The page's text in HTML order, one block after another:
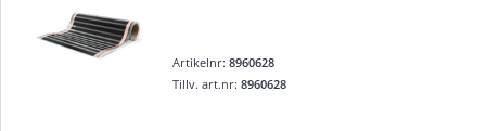
Artikelnr:8960628
Tillv. art.nr:8960628